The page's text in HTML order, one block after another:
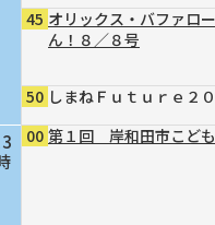
45 オリックス・バファロ
ん！８／８号
50 しまねＦｕｔｕｒｅ２
00 第１回 岸和田市こど